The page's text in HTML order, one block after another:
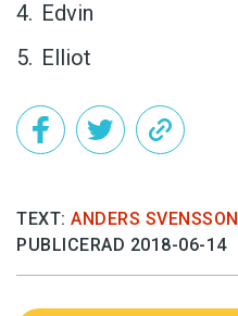
Edvin
Elliot
TEXT: ANDERS SVENSSON
PUBLICERAD 2018-06-14